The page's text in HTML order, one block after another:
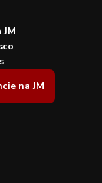
na JM